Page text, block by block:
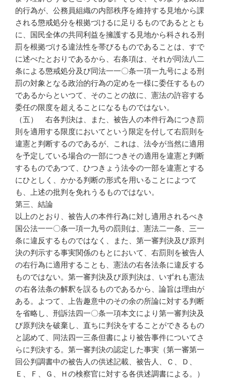
的行為が、公務員組織の内部秩序を維持する見地から課
される懲戒処分を根拠づけるに足りるものであるととも
に、国民全体の共同利益を擁護する見地から科される刑
罰を根拠づける違法性を帯びるものであることは、すで
に述べたとおりであるから、右条項は、それが同法八二
条による懲戒処分及び同法一一〇条一項一九号による刑
罰の対象となる政治的行為の定めを一様に委任するもの
であるからといつて、そのことの故に、憲法の許容する
委任の限度を超えることになるものではない。
（五） 右各判決は、また、被告人の本件行為につき罰
則を適用する限度においてという限定を付して右罰則を
違憲と判断するのであるが、これは、法令が当然に適用
を予定している場合の一部につきその適用を違憲と判断
するものであつて、ひつきょう法令の一部を違憲とする
にひとしく、かかる判断の形式を用いることによつて
も、上述の批判を免れうるものではない。
第三、結論
以上のとおり、被告人の本件行為に対し適用されるべき
国公法一一〇条一項一九号の罰則は、憲法二一条、三一
条に違反するものではなく、また、第一審判決及び原判
決の判示する事実関係のもとにおいて、右罰則を被告人
の右行為に適用することも、憲法の右各法条に違反する
ものではない。第一審判決及び原判決は、いずれも憲法
の右各法条の解釈を誤るものであるから、論旨は理由が
ある。よつて、上告趣意中のその余の所論に対する判断
を省略し、刑訴法四一〇条一項本文により第一審判決及
び原判決を破棄し、直ちに判決をすることができるもの
と認めて、同法四一三条但書により被告事件についてさ
らに判決する。第一審判決の認定した事実（第一審第一
回公判調書中の被告人の供述記載、被告人、Ｃ、Ｄ、
Ｅ、Ｆ、Ｇ、Ｈの検察官に対する各供述調書による。）